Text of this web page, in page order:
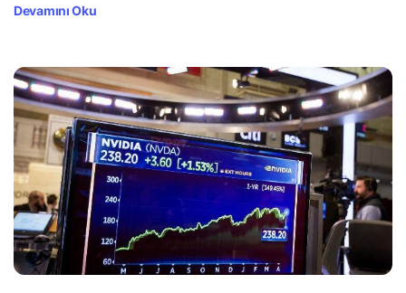
Devamını Oku